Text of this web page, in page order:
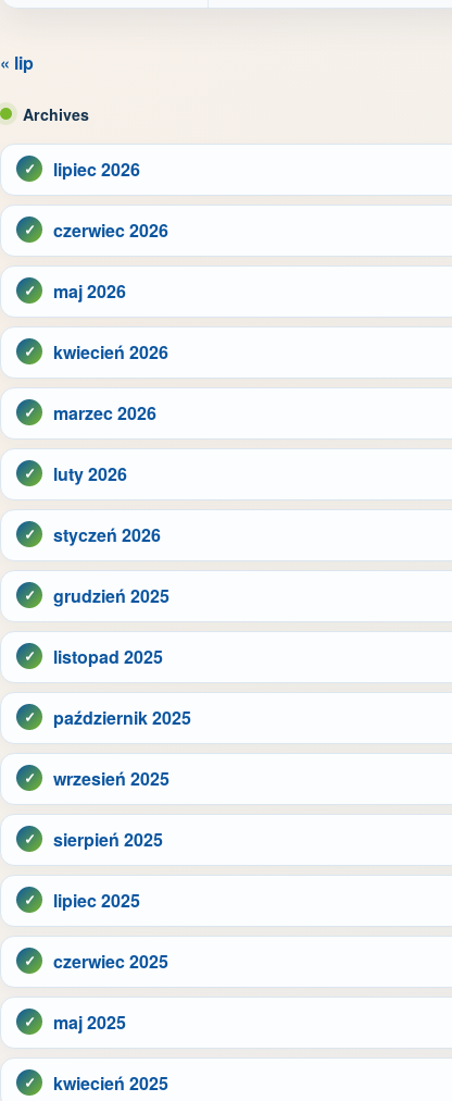
« lip
Archives
lipiec 2026
czerwiec 2026
maj 2026
kwiecień 2026
marzec 2026
luty 2026
styczeń 2026
grudzień 2025
listopad 2025
październik 2025
wrzesień 2025
sierpień 2025
lipiec 2025
czerwiec 2025
maj 2025
kwiecień 2025